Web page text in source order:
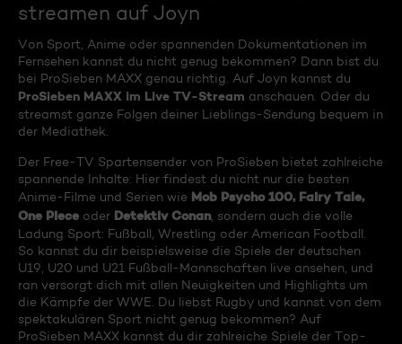
streamen auf Joyn
Von Sport, Anime oder spannenden Dokumentationen im
Fernsehen kannst du nicht genug bekommen? Dann bist du
bei ProSieben MAXX genau richtig. Auf Joyn kannst du
ProSieben MAXX im Live TV-Stream anschauen. Oder du
streamst ganze Folgen deiner Lieblings-Sendung bequem in
der Mediathek.
Der Free-TV Spartensender von ProSieben bietet zahlreiche
spannende Inhalte: Hier findest du nicht nur die besten
Anime-Filme und Serien wie Mob Psycho 100, Fairy Tale,
One Piece oder Detektiv Conan, sondern auch die volle
Ladung Sport: Fußball, Wrestling oder American Football.
So kannst du dir beispielsweise die Spiele der deutschen
U19, U20 und U21 Fußball-Mannschaften live ansehen, und
ran versorgt dich mit allen Neuigkeiten und Highlights um
die Kämpfe der WWE. Du liebst Rugby und kannst von dem
spektakulären Sport nicht genug bekommen? Auf
ProSieben MAXX kannst du dir zahlreiche Spiele der Top-